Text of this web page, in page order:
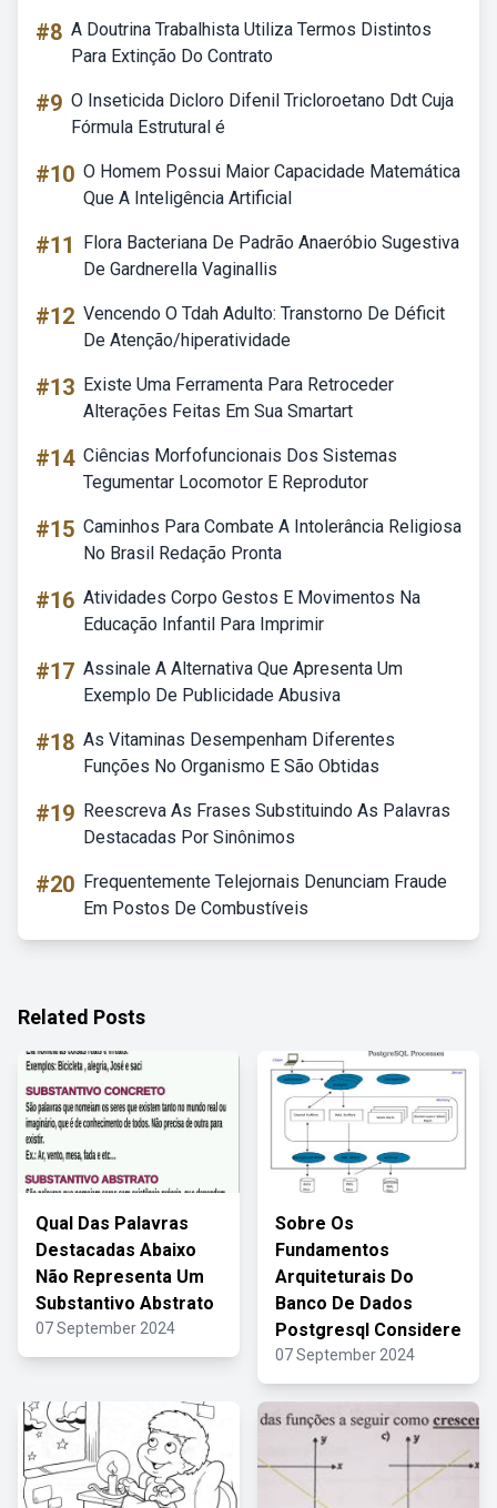
#8 A Doutrina Trabalhista Utiliza Termos Distintos
Para Extinção Do Contrato
#9 O Inseticida Dicloro Difenil Tricloroetano Ddt Cuja
Fórmula Estrutural é
#10 O Homem Possui Maior Capacidade Matemática
Que A Inteligência Artificial
#11
Flora Bacteriana De Padrão Anaeróbio Sugestiva
De Gardnerella Vaginallis
#12 Vencendo O Tdah Adulto: Transtorno De Déficit
De Atenção/hiperatividade
#13 Existe Uma Ferramenta Para Retroceder
Alterações Feitas Em Sua Smartart
#14 Ciências Morfofuncionais Dos Sistemas
Tegumentar Locomotor E Reprodutor
#15 Caminhos Para Combate A Intolerância Religiosa
No Brasil Redação Pronta
#16 Atividades Corpo Gestos E Movimentos Na
Educação Infantil Para Imprimir
#17 Assinale A Alternativa Que Apresenta Um
Exemplo De Publicidade Abusiva
#18 As Vitaminas Desempenham Diferentes
Funções No Organismo E São Obtidas
#19 Reescreva As Frases Substituindo As Palavras
Destacadas Por Sinônimos
#20 Frequentemente Telejornais Denunciam Fraude
Em Postos De Combustíveis
Related Posts
Qual Das Palavras
Destacadas Abaixo
Não Representa Um
Substantivo Abstrato
07 September 2024
Sobre Os
Fundamentos
Arquiteturais Do
Banco De Dados
Postgresql Considere
07 September 2024